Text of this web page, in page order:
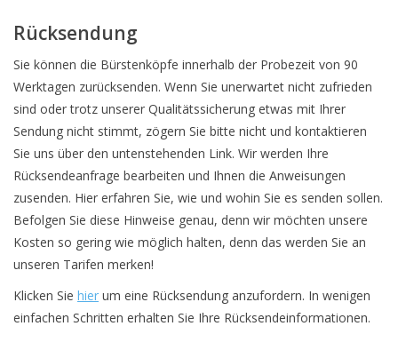
Rücksendung
Sie können die Bürstenköpfe innerhalb der Probezeit von 90
Werktagen zurücksenden. Wenn Sie unerwartet nicht zufrieden
sind oder trotz unserer Qualitätssicherung etwas mit Ihrer
Sendung nicht stimmt, zögern Sie bitte nicht und kontaktieren
Sie uns über den untenstehenden Link. Wir werden Ihre
Rücksendeanfrage bearbeiten und Ihnen die Anweisungen
zusenden. Hier erfahren Sie, wie und wohin Sie es senden sollen.
Befolgen Sie diese Hinweise genau, denn wir möchten unsere
Kosten so gering wie möglich halten, denn das werden Sie an
unseren Tarifen merken!
Klicken Sie hier um eine Rücksendung anzufordern. In wenigen
einfachen Schritten erhalten Sie Ihre Rücksendeinformationen.